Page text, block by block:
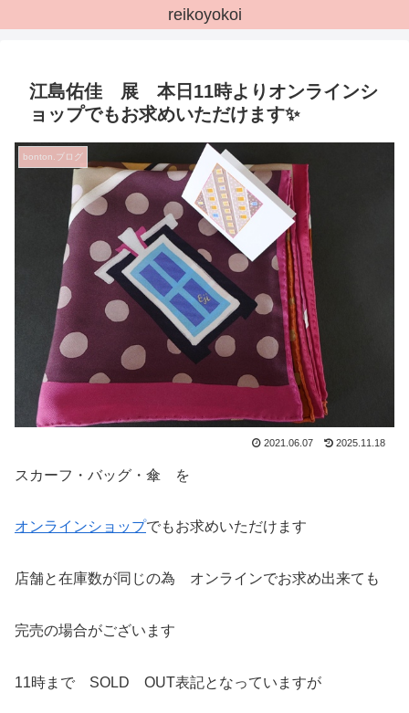
reikoyokoi
江島佑佳 展 本日11時よりオンラインシ
ョップでもお求めいただけます✨
bonton.ブログ
2021.06.07 2025.11.18
スカーフ・バッグ・傘 を
オンラインショップでもお求めいただけます
店舗と在庫数が同じの為 オンラインでお求め出来ても
完売の場合がございます
11時まで SOLD OUT表記となっていますが